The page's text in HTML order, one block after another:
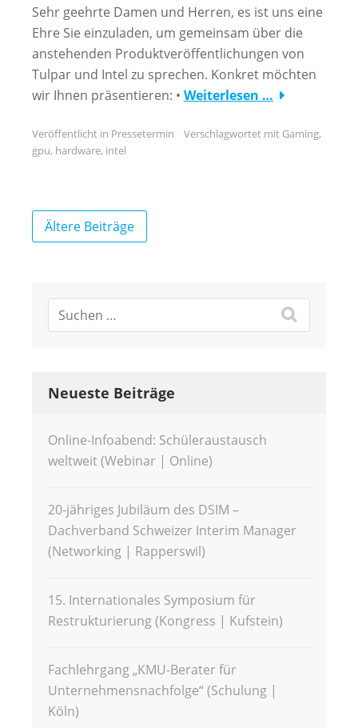
Sehr geehrte Damen und Herren, es ist uns eine
Ehre Sie einzuladen, um gemeinsam über die
anstehenden Produktveröffentlichungen von
Tulpar und Intel zu sprechen. Konkret möchten
wir Ihnen präsentieren: • Weiterlesen …
Veröffentlicht in Pressetermin Verschlagwortet mit Gaming,
gpu, hardware, intel
Beitragsnavigation
Ältere Beiträge
Neueste Beiträge
Online-Infoabend: Schüleraustausch
weltweit (Webinar | Online)
20-jähriges Jubiläum des DSIM –
Dachverband Schweizer Interim Manager
(Networking | Rapperswil)
15. Internationales Symposium für
Restrukturierung (Kongress | Kufstein)
Fachlehrgang „KMU-Berater für
Unternehmensnachfolge“ (Schulung |
Köln)